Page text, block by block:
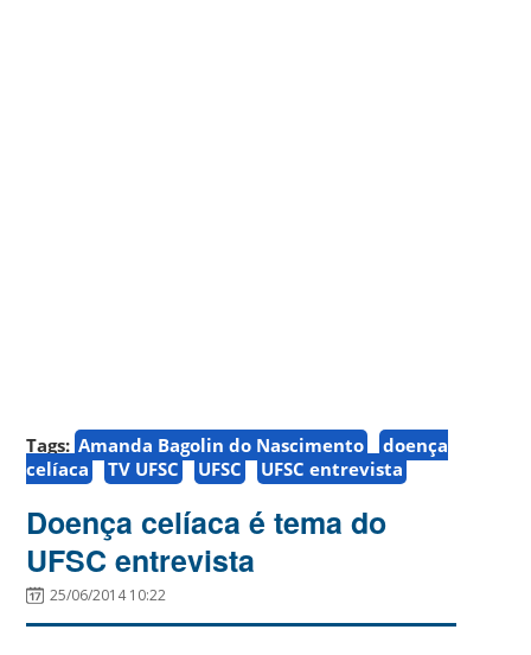
Tags: Amanda Bagolin do Nascimento
doença
celíaca
TV UFSC UFSC UFSC entrevista
Doença celíaca é tema do
UFSC entrevista
25/06/2014 10:22